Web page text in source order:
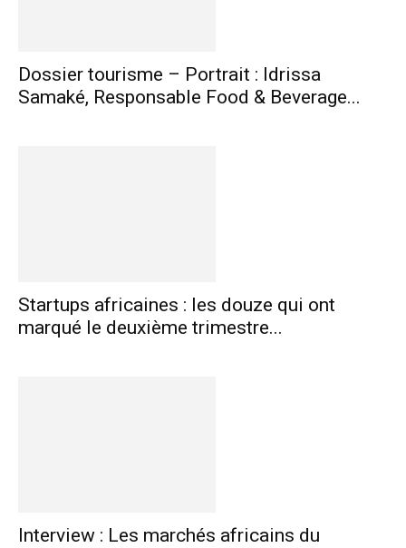
Dossier tourisme – Portrait : Idrissa
Samaké, Responsable Food & Beverage...
Startups africaines : les douze qui ont
marqué le deuxième trimestre...
Interview : Les marchés africains du